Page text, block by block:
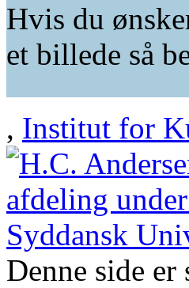
Hvis du
et billede så
, Institut for
Denne side er